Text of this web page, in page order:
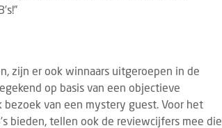
zijn er ook winnaars uitgeroepen in de
op basis van een objectieve
van een mystery guest. Voor het
bieden, tellen ook de reviewcijfers mee die